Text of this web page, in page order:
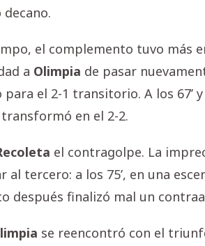
el complemento tuvo más
a Olimpia de pasar
el 2-1 transitorio. A los 67’
transformó en el 2-2.
el contragolpe. La
al tercero: a los 75’, en una
después finalizó mal un
se reencontró con el